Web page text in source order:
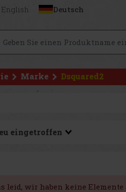
English Deutsch
Marke Dsquared2
leid, wir haben keine Elemente